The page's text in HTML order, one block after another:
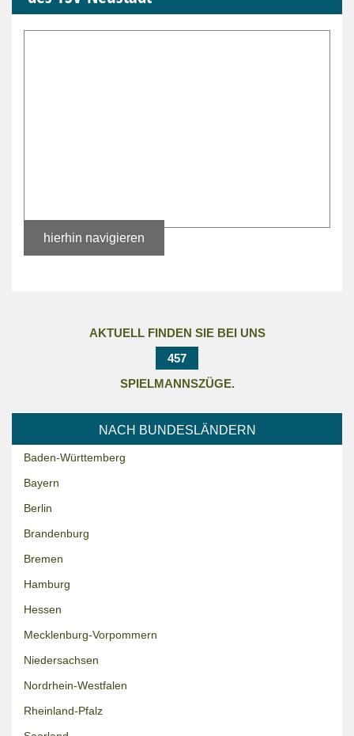
hierhin navigieren
AKTUELL FINDEN SIE BEI UNS
457
SPIELMANNSZÜGE.
NACH BUNDESLÄNDERN
Baden-Württemberg
Bayern
Berlin
Brandenburg
Bremen
Hamburg
Hessen
Mecklenburg-Vorpommern
Niedersachsen
Nordrhein-Westfalen
Rheinland-Pfalz